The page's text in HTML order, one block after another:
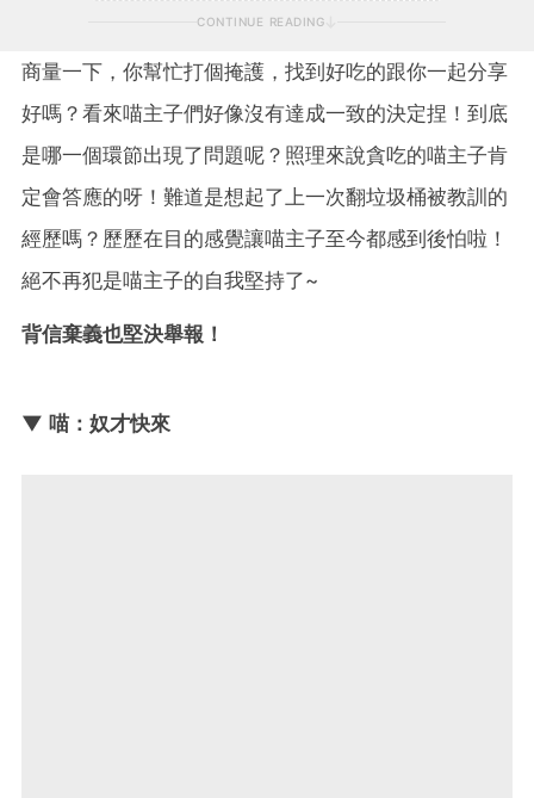
CONTINUE READING
商量一下，你幫忙打個掩護，找到好吃的跟你一起分享
好嗎？看來喵主子們好像沒有達成一致的決定捏！到底
是哪一個環節出現了問題呢？照理來說貪吃的喵主子肯
定會答應的呀！難道是想起了上一次翻垃圾桶被教訓的
經歷嗎？歷歷在目的感覺讓喵主子至今都感到後怕啦！
絕不再犯是喵主子的自我堅持了~
背信棄義也堅決舉報！
▼ 喵：奴才快來